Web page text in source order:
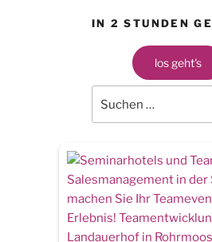
IN 2 STUNDEN
los geht's
Search
for: